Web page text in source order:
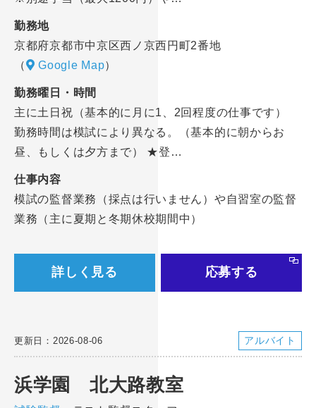
勤務地
京都府京都市中京区西ノ京西円町2番地
（
Google Map）
勤務曜日・時間
主に土日祝（基本的に月に1、2回程度の仕事です）
勤務時間は模試により異なる。（基本的に朝からお
昼、もしくは夕方まで） ★登…
仕事内容
模試の監督業務（採点は行いません）や自習室の監督
業務（主に夏期と冬期休校期間中）
詳しく見る 応募する
更新日：2026-08-06 アルバイト
浜学園 北大路教室